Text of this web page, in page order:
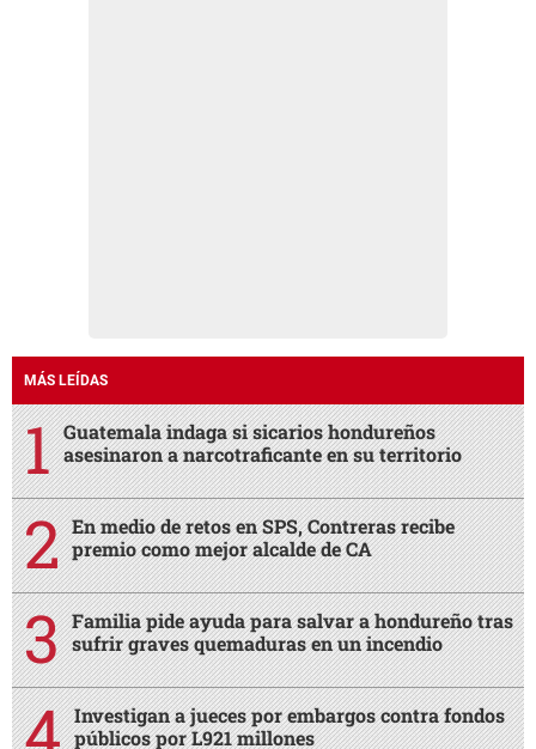
MÁS LEÍDAS
Guatemala indaga si sicarios hondureños
asesinaron a narcotraficante en su territorio
En medio de retos en SPS, Contreras recibe
premio como mejor alcalde de CA
Familia pide ayuda para salvar a hondureño tras
sufrir graves quemaduras en un incendio
Investigan a jueces por embargos contra fondos
públicos por L921 millones